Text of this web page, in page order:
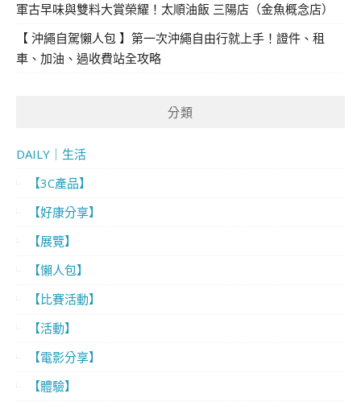
軍古早味與雙料大賞榮耀！太順油飯 三陽店（金魚概念店）
【 沖繩自駕懶人包 】第一次沖繩自由行就上手！證件、租
車、加油、過收費站全攻略
分類
DAILY｜生活
【3C產品】
【好康分享】
【展覽】
【懶人包】
【比賽活動】
【活動】
【電影分享】
【體驗】